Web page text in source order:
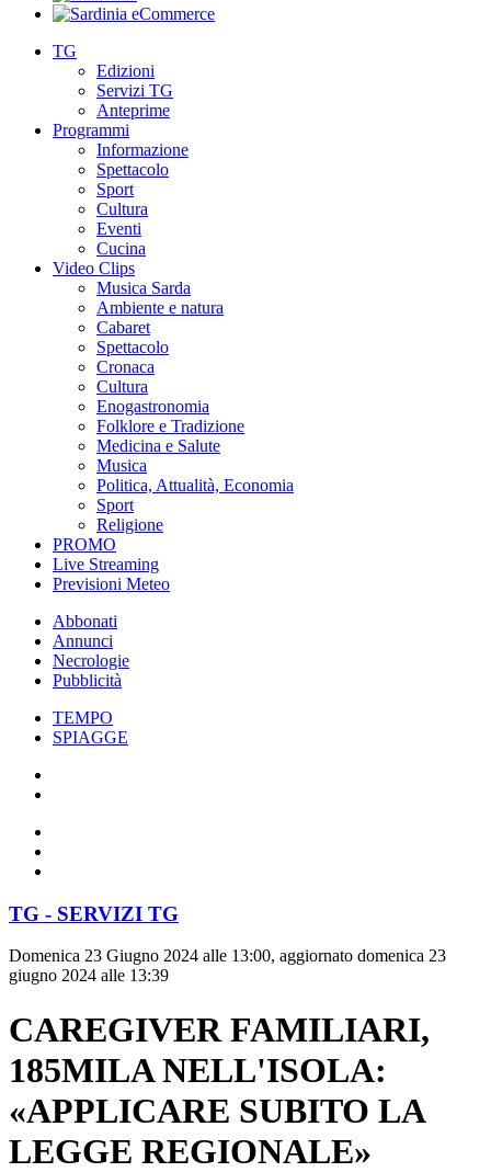
TG
Edizioni
Servizi TG
Anteprime
Programmi
Informazione
Spettacolo
Sport
Cultura
Eventi
Cucina
Video Clips
Musica Sarda
Ambiente e natura
Cabaret
Spettacolo
Cronaca
Cultura
Enogastronomia
Folklore e Tradizione
Medicina e Salute
Musica
Politica, Attualità, Economia
Sport
Religione
PROMO
Live Streaming
Previsioni Meteo
Abbonati
Annunci
Necrologie
Pubblicità
TEMPO
SPIAGGE
TG - SERVIZI TG
Domenica 23 Giugno 2024 alle 13:00, aggiornato domenica 23
giugno 2024 alle 13:39
CAREGIVER FAMILIARI,
185MILA NELL'ISOLA:
«APPLICARE SUBITO LA
LEGGE REGIONALE»